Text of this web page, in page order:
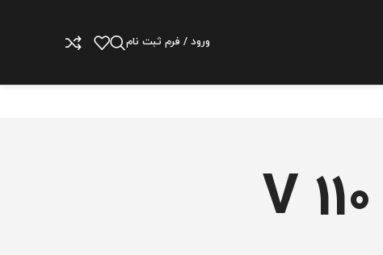
ورود / فرم ثبت نام